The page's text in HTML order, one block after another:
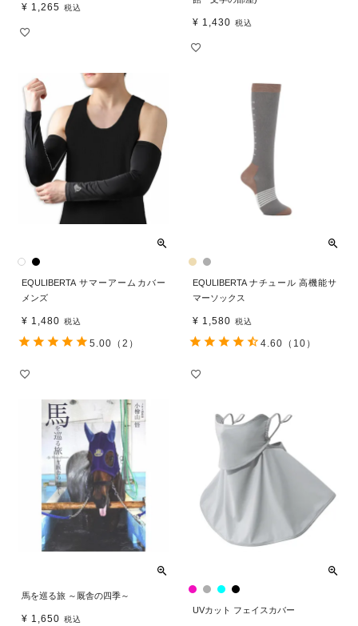
¥ 1,265 税込
¥ 1,430 税込
EQULIBERTA サマーアームカバー
メンズ
¥ 1,480 税込
5.00 （2）
EQULIBERTA ナチュール 高機能サ
マーソックス
¥ 1,580 税込
4.60 （10）
馬を巡る旅 ～厩舎の四季～
¥ 1,650 税込
UVカット フェイスカバー